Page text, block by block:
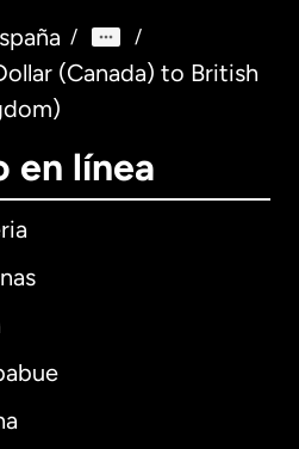
/ /
(Canada) to British
en línea